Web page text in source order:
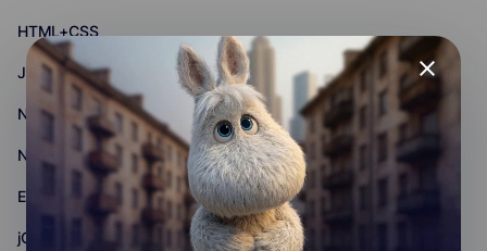
HTML+CSS
JavaScript
Nest.js
Next.js
Express.js
jQuery
close